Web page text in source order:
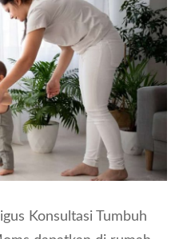
Konsultasi Tumbuh